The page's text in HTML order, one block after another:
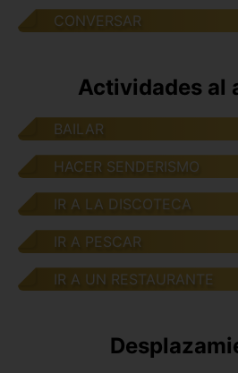
CONVERSAR
Actividades al
BAILAR
HACER SENDERISMO
IR A LA DISCOTECA
IR A PESCAR
IR A UN RESTAURANTE